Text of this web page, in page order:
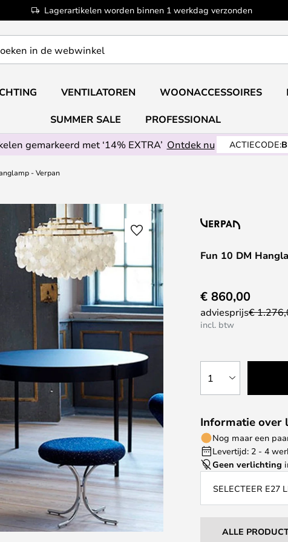
Lagerartikelen worden binnen 1 werkdag verzonden
VENTILATOREN WOONACCESSOIRES
SUMMER SALE
PROFESSIONAL
gemarkeerd met ‘14% EXTRA’ Ontdek nu ACTIECODE:
- Verpan
Fun 10 DM
€ 860,00
adviesprijs€
incl. btw
1
Informatie over
Nog maar een
Levertijd: 2 - 4
Geen verlichting
SELECTEER E27
ALLE